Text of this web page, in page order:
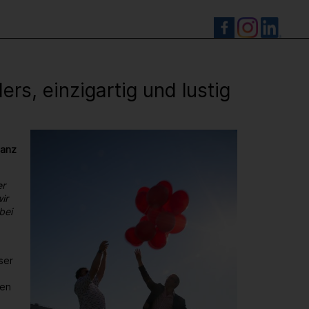
einzigartig und lustig